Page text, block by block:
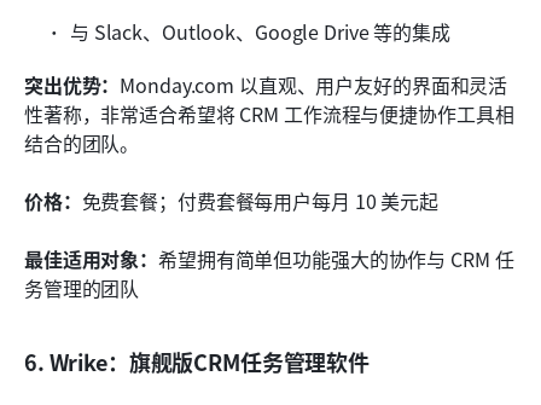
与 Slack、Outlook、Google Drive 等的集成
突出优势： Monday.com 以直观、用户友好的界面和灵活
性著称，非常适合希望将 CRM 工作流程与便捷协作工具相
结合的团队。
价格： 免费套餐；付费套餐每用户每月 10 美元起
最佳适用对象：希望拥有简单但功能强大的协作与 CRM 任
务管理的团队
6. Wrike：旗舰版CRM任务管理软件